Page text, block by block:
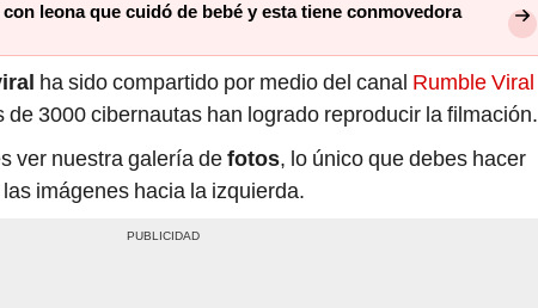
leona que cuidó de bebé y esta tiene conmovedora
ha sido compartido por medio del canal Rumble Viral
de 3000 cibernautas han logrado reproducir la filmación.
ver nuestra galería defotos, lo único que debes hacer
imágenes hacia la izquierda.